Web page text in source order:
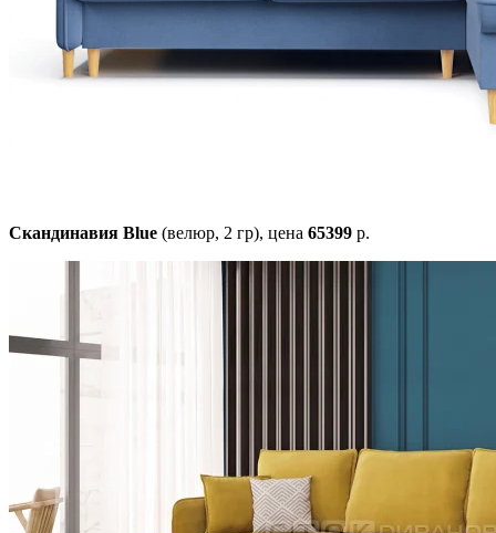
Скандинавия Blue (велюр, 2 гр), цена 65399 р.